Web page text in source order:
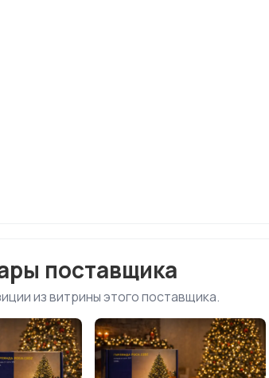
поставщика
из витрины этого поставщика.